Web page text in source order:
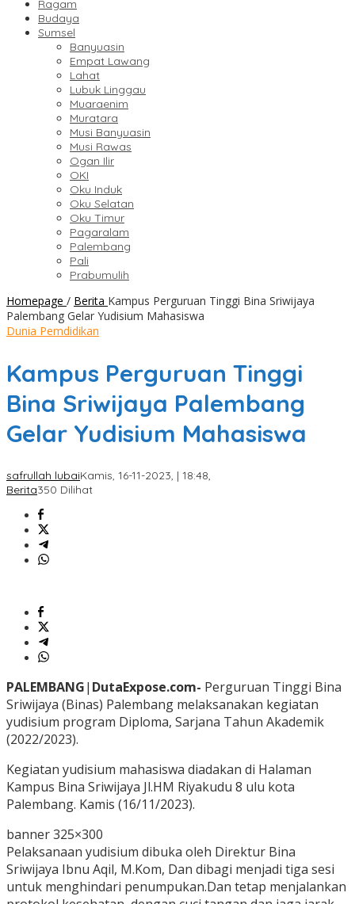
Ragam
Budaya
Sumsel
Banyuasin
Empat Lawang
Lahat
Lubuk Linggau
Muaraenim
Muratara
Musi Banyuasin
Musi Rawas
Ogan Ilir
OKI
Oku Induk
Oku Selatan
Oku Timur
Pagaralam
Palembang
Pali
Prabumulih
Homepage / Berita Kampus Perguruan Tinggi Bina Sriwijaya
Palembang Gelar Yudisium Mahasiswa
Dunia Pemdidikan
Kampus Perguruan Tinggi
Bina Sriwijaya Palembang
Gelar Yudisium Mahasiswa
safrullah lubaiKamis, 16-11-2023, | 18:48,
Berita350 Dilihat
PALEMBANG| DutaExpose.com- Perguruan Tinggi Bina
Sriwijaya (Binas) Palembang melaksanakan kegiatan
yudisium program Diploma, Sarjana Tahun Akademik
(2022/2023).
Kegiatan yudisium mahasiswa diadakan di Halaman
Kampus Bina Sriwijaya Jl.HM Riyakudu 8 ulu kota
Palembang. Kamis (16/11/2023).
banner 325×300
Pelaksanaan yudisium dibuka oleh Direktur Bina
Sriwijaya Ibnu Aqil, M.Kom, Dan dibagi menjadi tiga sesi
untuk menghindari penumpukan.Dan tetap menjalankan